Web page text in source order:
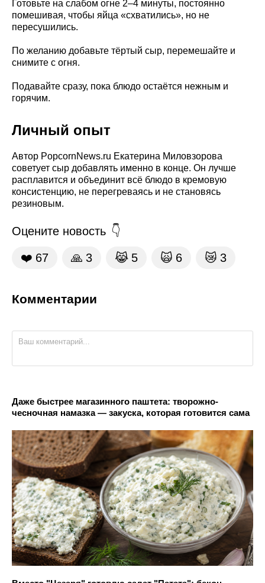
Готовьте на слабом огне 2–4 минуты, постоянно
помешивая, чтобы яйца «схватились», но не
пересушились.
По желанию добавьте тёртый сыр, перемешайте и
снимите с огня.
Подавайте сразу, пока блюдо остаётся нежным и
горячим.
Личный опыт
Автор PopcornNews.ru Екатерина Миловзорова
советует сыр добавлять именно в конце. Он лучше
расплавится и объединит всё блюдо в кремовую
консистенцию, не перегреваясь и не становясь
резиновым.
Оцените новость
❤️ 67 🙏 3 😹 5 🙀 6 😿 3
Комментарии
Даже быстрее магазинного паштета: творожно-
чесночная намазка — закуска, которая готовится сама